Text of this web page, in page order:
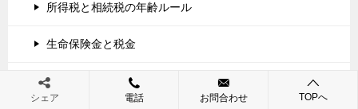
所得税と相続税の年齢ルール
生命保険金と税金
決算（節税）対策
シェア 電話 お問合わせ TOPへ